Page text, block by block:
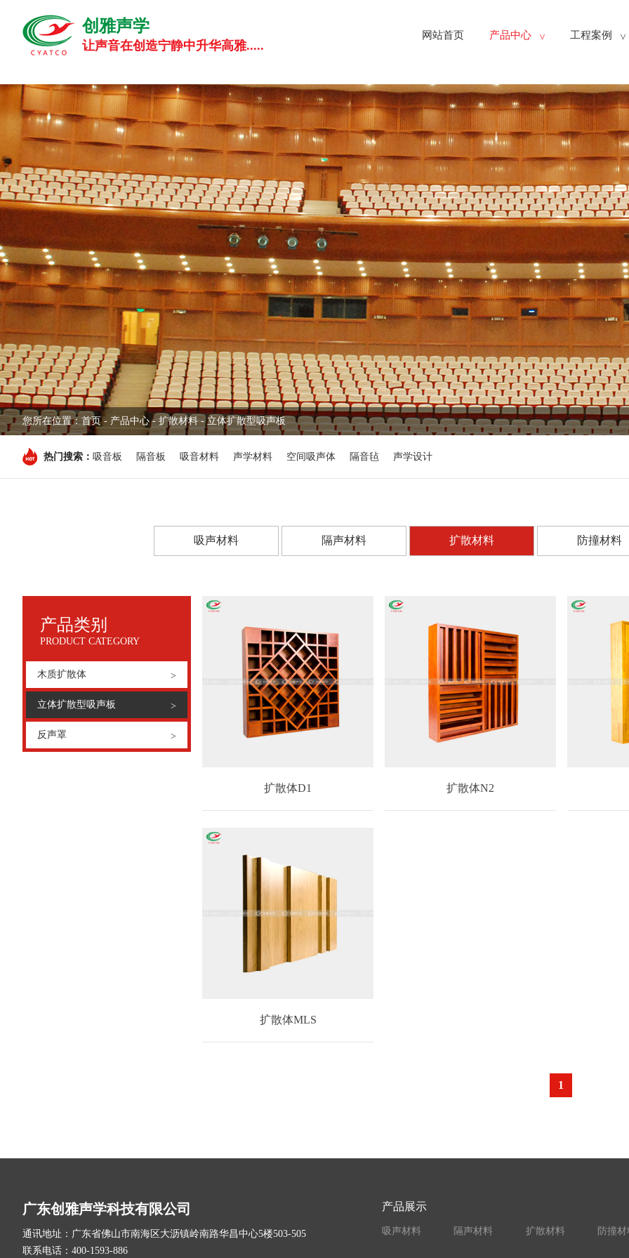
创雅声学
让声音在创造宁静中升华高雅.....
网站首页 产品中心 > 工程案例 >
您所在位置：首页- 产品中心- 扩散材料 - 立体扩散型吸声板
热门搜索： 吸音板 隔音板 吸音材料 声学材料 空间吸声体 隔音毡 声学设计
吸声材料 隔声材料 扩散材料 防撞材料
产品类别
PRODUCT CATEGORY
木质扩散体 >
立体扩散型吸声板 >
反声罩 >
扩散体D1 扩散体N2
扩散体MLS
1
广东创雅声学科技有限公司
通讯地址：广东省佛山市南海区大沥镇岭南路华昌中心5楼503-505
联系电话：400-1593-886
产品展示
吸声材料 隔声材料 扩散材料 防撞材